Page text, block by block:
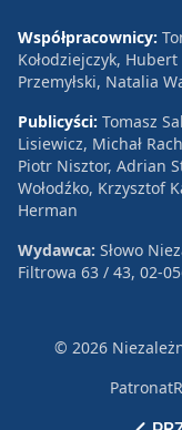
Współpracownicy:
Kołodziejczyk,
Przemyłski, Natalia
Publicyści: Tomasz
Lisiewicz, Michał
Piotr Nisztor, Adrian
Wołodźko, Krzysztof
Herman
Wydawca: Słowo
Filtrowa 63 / 43, 02-
© 2026
Patronat